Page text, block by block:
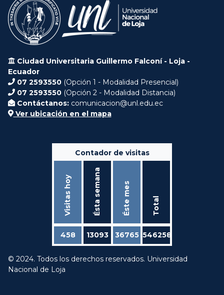
Ciudad Universitaria Guillermo Falconí - Loja -
Ecuador
07 2593550 (Opción 1 - Modalidad Presencial)
07 2593550 (Opción 2 - Modalidad Distancia)
Contáctanos: comunicacion@unl.edu.ec
Ver ubicación en el mapa
Contador de visitas
Visitas hoy Ésta semana Éste mes Total
458 13093 36765 546258
© 2024. Todos los derechos reservados. Universidad
Nacional de Loja